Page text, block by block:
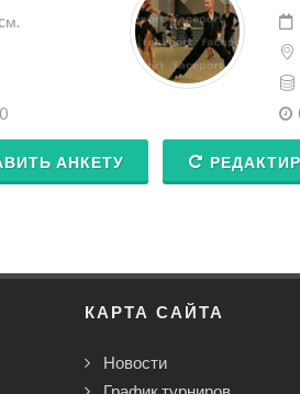
АНКЕТУ
КАРТА САЙТА
Новости